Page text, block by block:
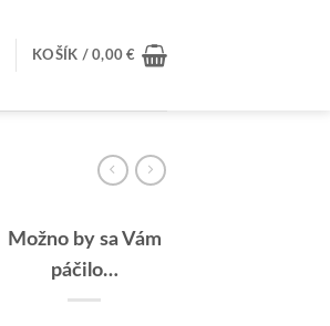
KOŠÍK /0,00€
Možno by sa Vám
páčilo…